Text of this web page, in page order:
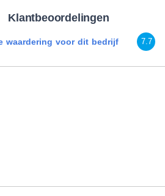
Klantbeoordelingen
waardering voor dit bedrijf 7.7